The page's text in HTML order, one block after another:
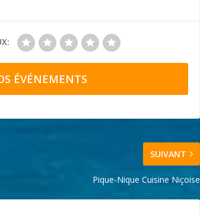
ÉVÉNEMENTS
SUIVANT
Pique-Nique Cuisine Niçoise